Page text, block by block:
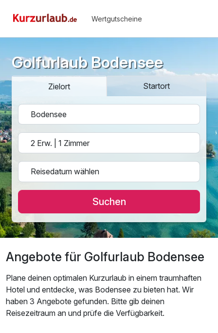
Wertgutscheine
Golfurlaub Bodensee
Zielort Startort
Suchen
Angebote für Golfurlaub Bodensee
Plane deinen optimalen Kurzurlaub in einem traumhaften
Hotel und entdecke, was Bodensee zu bieten hat. Wir
haben 3 Angebote gefunden. Bitte gib deinen
Reisezeitraum an und prüfe die Verfügbarkeit.